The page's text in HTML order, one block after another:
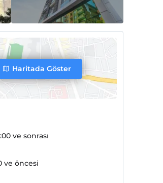
Haritada Göster
ve sonrası
ve öncesi